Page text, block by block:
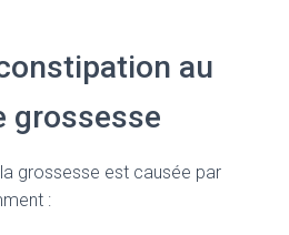
au
grossesse
grossesse est causée par
: